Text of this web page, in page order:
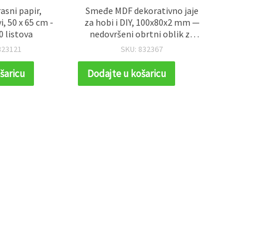
papir,
50 x 65 cm -
listova
Smeđe MDF dekorativno jaje
za hobi i DIY, 100x80x2 mm —
nedovršeni obrtni oblik za
slikanje, dekupaž i zidni
SKU: 832367
Dodajte u košaricu